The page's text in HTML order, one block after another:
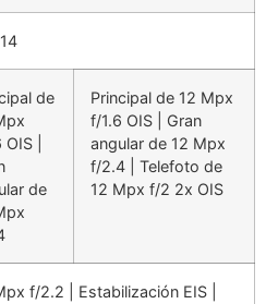
de
|
de
Principal de 12 Mpx
f/1.6 OIS | Gran
angular de 12 Mpx
f/2.4 | Telefoto de
12 Mpx f/2 2x OIS
f/2.2 | Estabilización EIS |